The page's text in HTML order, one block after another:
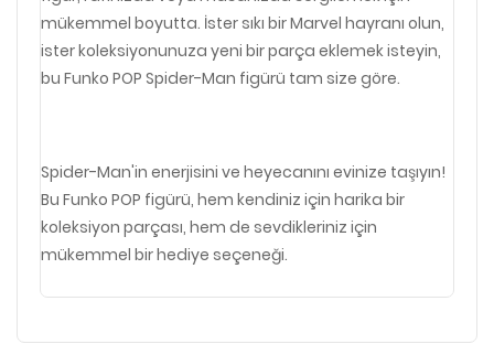
mükemmel boyutta. İster sıkı bir Marvel hayranı olun,
ister koleksiyonunuza yeni bir parça eklemek isteyin,
bu Funko POP Spider-Man figürü tam size göre.
Spider-Man'in enerjisini ve heyecanını evinize taşıyın!
Bu Funko POP figürü, hem kendiniz için harika bir
koleksiyon parçası, hem de sevdikleriniz için
mükemmel bir hediye seçeneği.